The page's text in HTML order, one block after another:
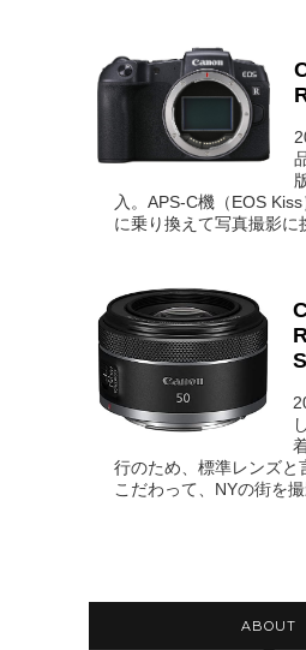
入。APS-C機（EOS
に乗り換えて写真撮影に
行のため、標準レンズと
こだわって、NYの街を撮
ABOUT